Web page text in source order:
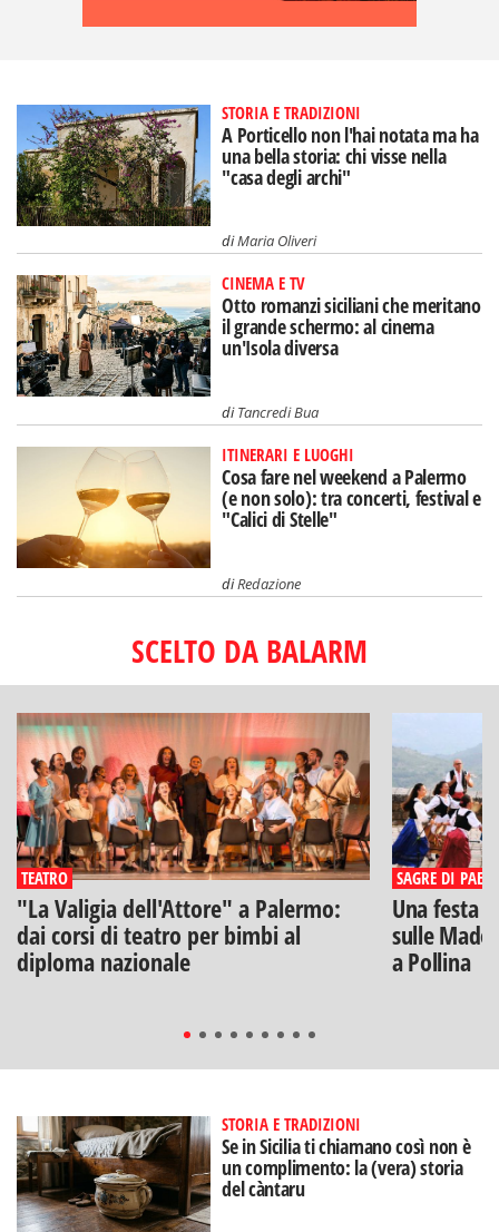
STORIA E TRADIZIONI
A Porticello non l'hai notata ma ha
una bella storia: chi visse nella
"casa degli archi"
diMaria Oliveri
CINEMA E TV
Otto romanzi siciliani che meritano
il grande schermo: al cinema
un'Isola diversa
diTancredi Bua
ITINERARI E LUOGHI
Cosa fare nel weekend a Palermo
(e non solo): tra concerti, festival e
"Calici di Stelle"
diRedazione
SCELTO DA BALARM
TEATRO
"La Valigia dell'Attore" a Palermo:
dai corsi di teatro per bimbi al
diploma nazionale
SAGRE DI PAESE
Una festa
sulle
a Pollina
STORIA E TRADIZIONI
Se in Sicilia ti chiamano così non è
un complimento: la (vera) storia
del càntaru